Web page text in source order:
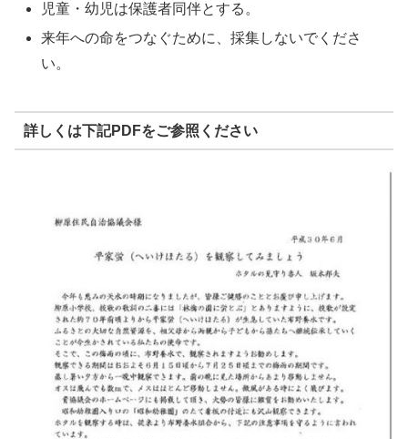
児童・幼児は保護者同伴とする。
来年への命をつなぐために、採集しないでくださ
い。
詳しくは下記PDFをご参照ください